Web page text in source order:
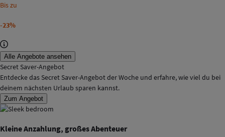
Bis zu
-23%
Alle Angebote ansehen
Secret Saver-Angebot
Entdecke das Secret Saver-Angebot der Woche und erfahre, wie viel du bei
deinem nächsten Urlaub sparen kannst.
Zum Angebot
Kleine Anzahlung, großes Abenteuer